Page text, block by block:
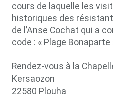
cours de laquelle les
historiques des
de l’Anse Cochat qui a
code : « Plage Bonaparte
Rendez-vous à la
Kersaozon
22580 Plouha